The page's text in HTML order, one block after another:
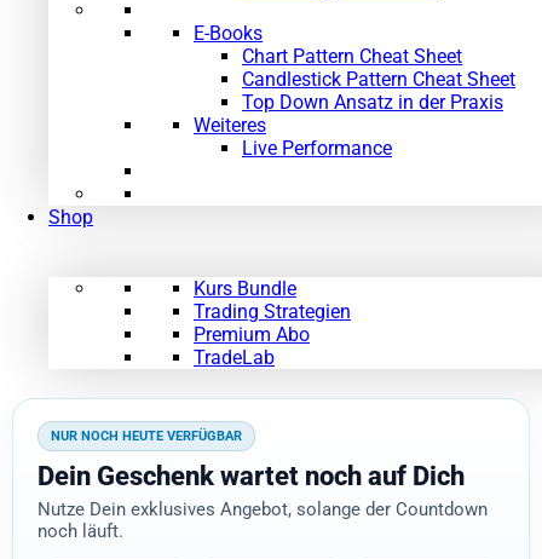
E-Books
Chart Pattern Cheat Sheet
Candlestick Pattern Cheat Sheet
Top Down Ansatz in der Praxis
Weiteres
Live Performance
Shop
Kurs Bundle
Trading Strategien
Premium Abo
TradeLab
NUR NOCH HEUTE VERFÜGBAR
Dein Geschenk wartet noch auf Dich
Nutze Dein exklusives Angebot, solange der Countdown
noch läuft.